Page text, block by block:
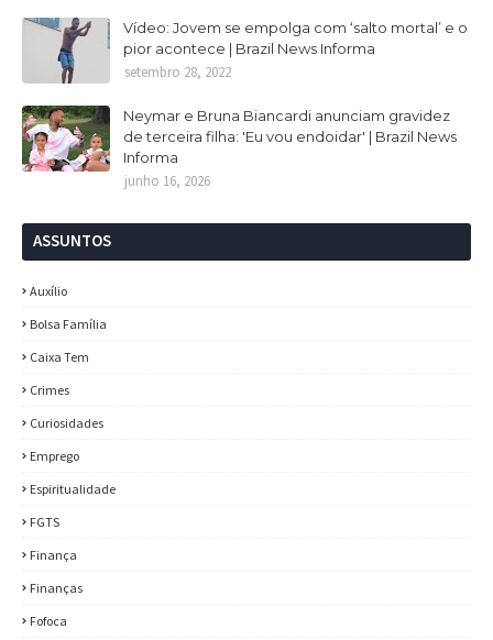
Vídeo: Jovem se empolga com ‘salto mortal’ e o
pior acontece | Brazil News Informa
setembro 28, 2022
Neymar e Bruna Biancardi anunciam gravidez
de terceira filha: 'Eu vou endoidar' | Brazil News
Informa
junho 16, 2026
ASSUNTOS
Auxílio
Bolsa Família
Caixa Tem
Crimes
Curiosidades
Emprego
Espiritualidade
FGTS
Finança
Finanças
Fofoca